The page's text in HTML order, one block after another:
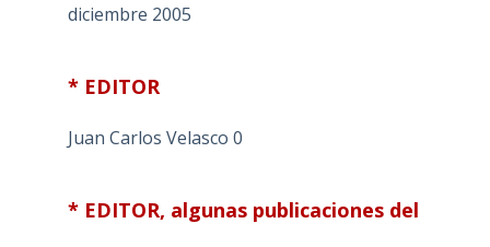
diciembre 2005
* EDITOR
Juan Carlos Velasco 0
* EDITOR, algunas publicaciones del